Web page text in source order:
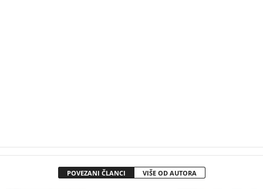
POVEZANI ČLANCI VIŠE OD AUTORA